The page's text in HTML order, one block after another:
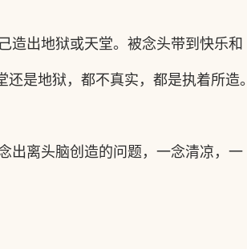
造出地狱或天堂。被念头带到快乐和
是地狱，都不真实，都是执着所造。
出离头脑创造的问题，一念清凉，一